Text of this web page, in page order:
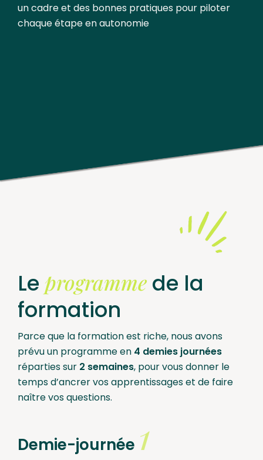
un cadre et des bonnes pratiques pour piloter
chaque étape en autonomie
Le programme de la
formation
Parce que la formation est riche, nous avons
prévu un programme en 4 demies journées
réparties sur 2 semaines, pour vous donner le
temps d’ancrer vos apprentissages et de faire
naître vos questions.
Demie-journée 1